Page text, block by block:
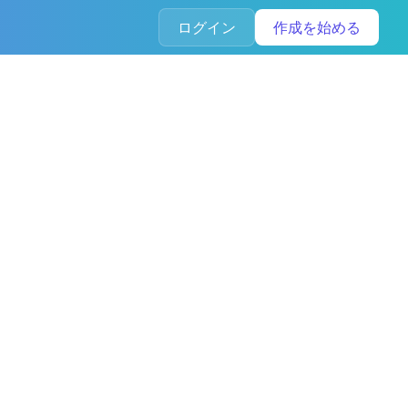
ログイン 作成を始める